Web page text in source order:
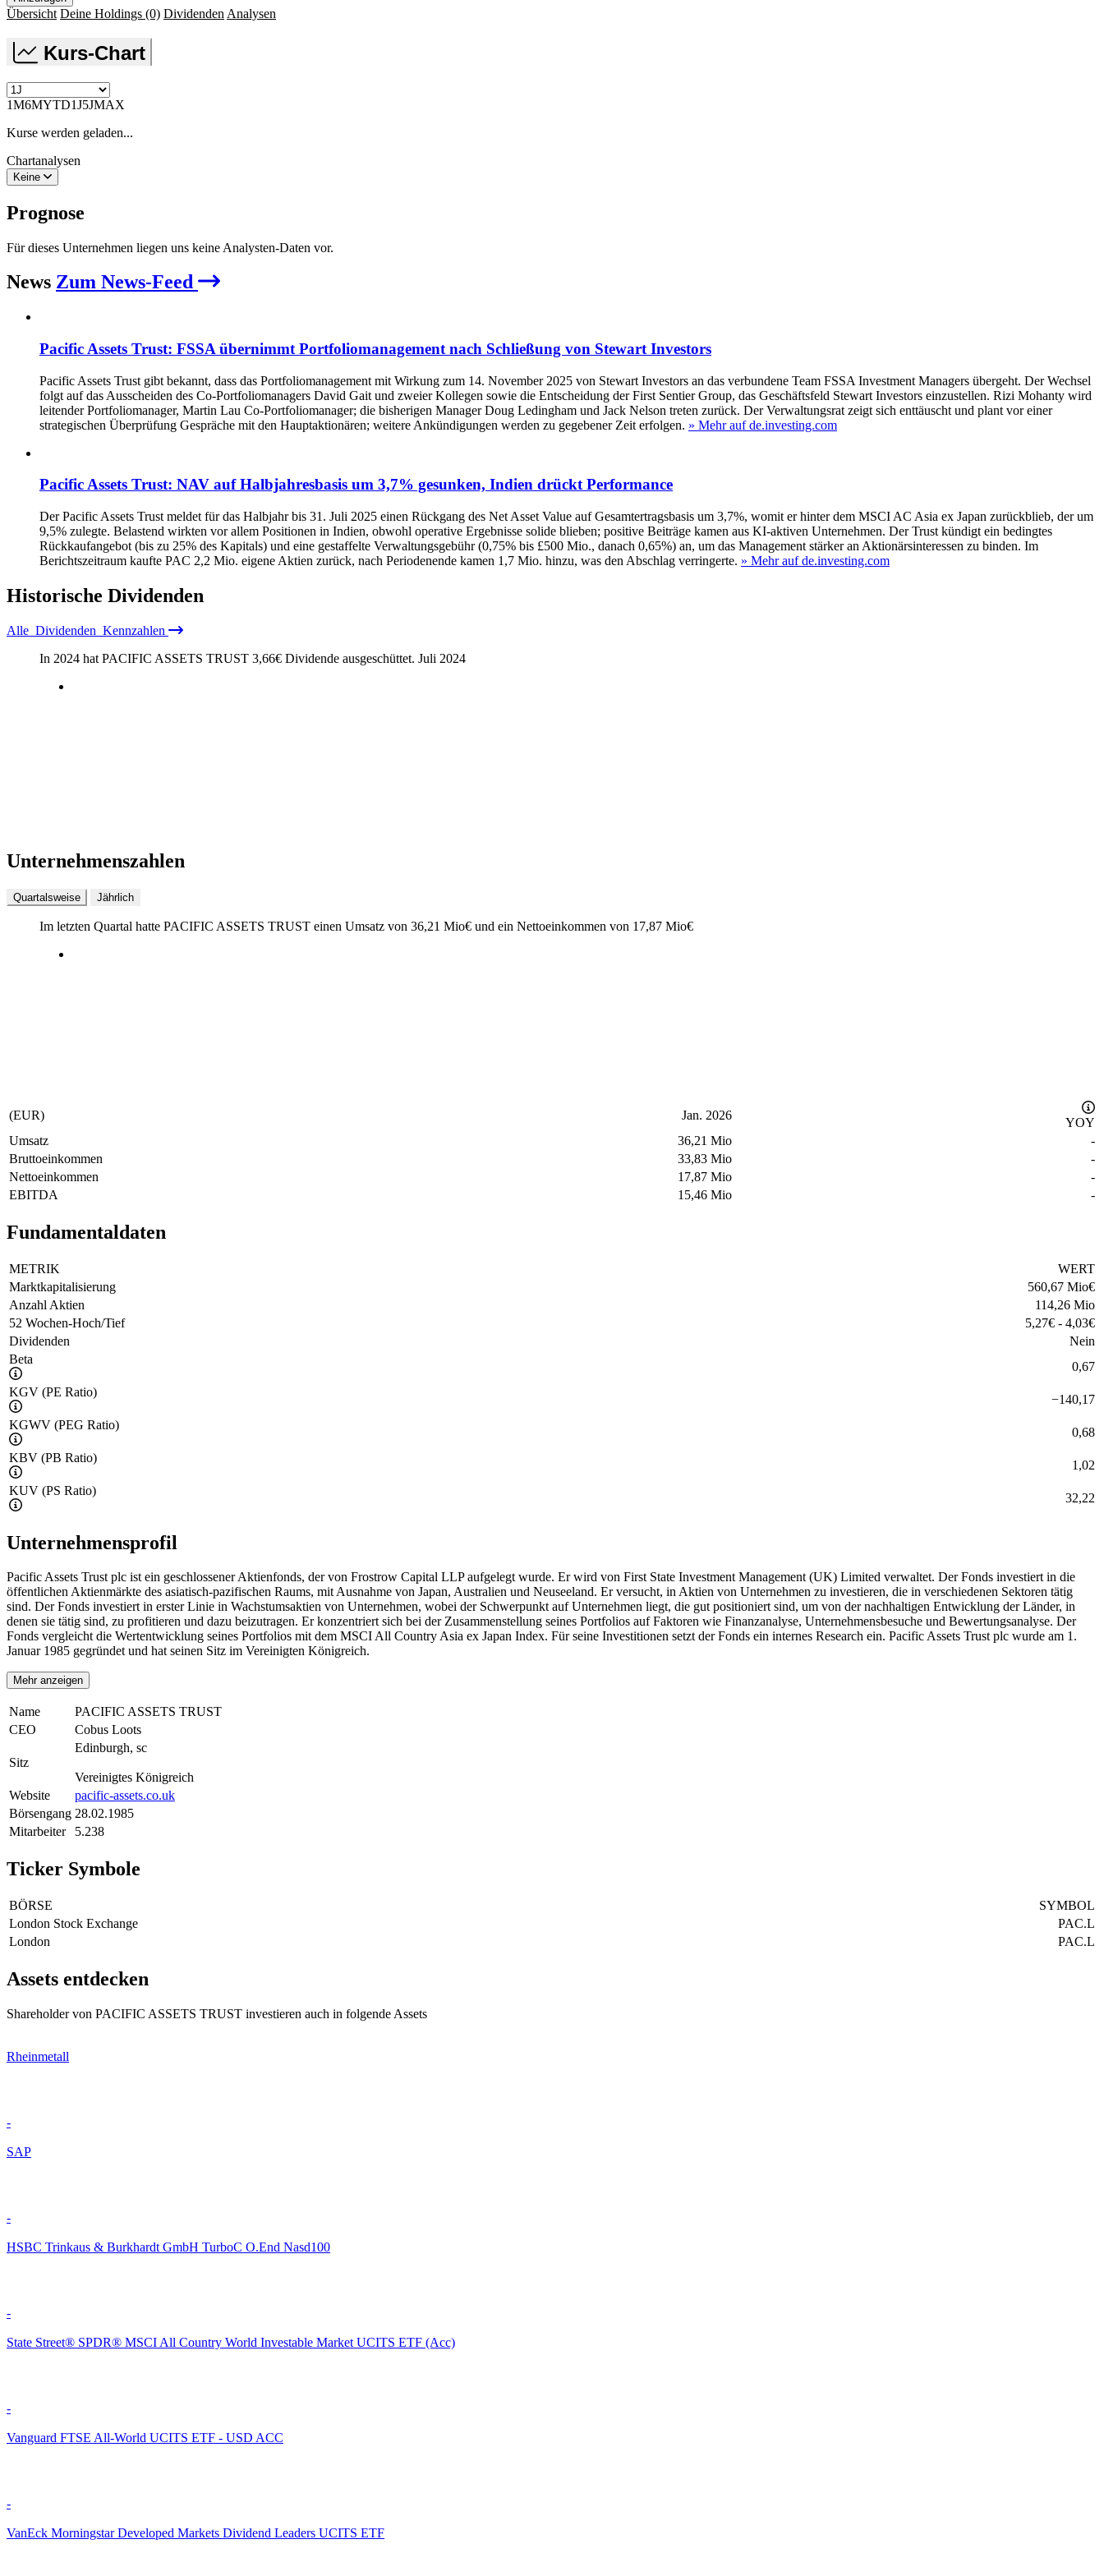
Übersicht Deine Holdings (0) Dividenden Analysen
Kurs-Chart
1M6MYTD1J5JMAX
Kurse werden geladen...
Chartanalysen
Keine
Prognose
Für dieses Unternehmen liegen uns keine Analysten-Daten vor.
News Zum News-Feed
Pacific Assets Trust: FSSA übernimmt Portfoliomanagement nach Schließung von Stewart Investors
Pacific Assets Trust gibt bekannt, dass das Portfoliomanagement mit Wirkung zum 14. November 2025 von Stewart Investors an das verbundene Team FSSA Investment Managers übergeht. Der Wechsel
folgt auf das Ausscheiden des Co-Portfoliomanagers David Gait und zweier Kollegen sowie die Entscheidung der First Sentier Group, das Geschäftsfeld Stewart Investors einzustellen. Rizi Mohanty wird
leitender Portfoliomanager, Martin Lau Co-Portfoliomanager; die bisherigen Manager Doug Ledingham und Jack Nelson treten zurück. Der Verwaltungsrat zeigt sich enttäuscht und plant vor einer
strategischen Überprüfung Gespräche mit den Hauptaktionären; weitere Ankündigungen werden zu gegebener Zeit erfolgen. » Mehr auf de.investing.com
Pacific Assets Trust: NAV auf Halbjahresbasis um 3,7% gesunken, Indien drückt Performance
Der Pacific Assets Trust meldet für das Halbjahr bis 31. Juli 2025 einen Rückgang des Net Asset Value auf Gesamtertragsbasis um 3,7%, womit er hinter dem MSCI AC Asia ex Japan zurückblieb, der um
9,5% zulegte. Belastend wirkten vor allem Positionen in Indien, obwohl operative Ergebnisse solide blieben; positive Beiträge kamen aus KI-aktiven Unternehmen. Der Trust kündigt ein bedingtes
Rückkaufangebot (bis zu 25% des Kapitals) und eine gestaffelte Verwaltungsgebühr (0,75% bis £500 Mio., danach 0,65%) an, um das Management stärker an Aktionärsinteressen zu binden. Im
Berichtszeitraum kaufte PAC 2,2 Mio. eigene Aktien zurück, nach Periodenende kamen 1,7 Mio. hinzu, was den Abschlag verringerte. » Mehr auf de.investing.com
Historische Dividenden
Alle Dividenden Kennzahlen
In 2024 hat PACIFIC ASSETS TRUST 3,66€ Dividende ausgeschüttet. Juli 2024
Unternehmenszahlen
Quartalsweise Jährlich
Im letzten Quartal hatte PACIFIC ASSETS TRUST einen Umsatz von 36,21 Mio€ und ein Nettoeinkommen von 17,87 Mio€
(EUR) Jan. 2026
YOY
Umsatz
36,21 Mio
-
Bruttoeinkommen
33,83 Mio
-
Nettoeinkommen
17,87 Mio
-
EBITDA
15,46 Mio -
Fundamentaldaten
METRIK
WERT
Marktkapitalisierung
560,67 Mio€
Anzahl Aktien
114,26 Mio
52 Wochen-Hoch/Tief
5,27€ - 4,03€
Dividenden
Nein
Beta
0,67
KGV (PE Ratio)
−140,17
KGWV (PEG Ratio)
0,68
KBV (PB Ratio)
1,02
KUV (PS Ratio)
32,22
Unternehmensprofil
Pacific Assets Trust plc ist ein geschlossener Aktienfonds, der von Frostrow Capital LLP aufgelegt wurde. Er wird von First State Investment Management (UK) Limited verwaltet. Der Fonds investiert in die
öffentlichen Aktienmärkte des asiatisch-pazifischen Raums, mit Ausnahme von Japan, Australien und Neuseeland. Er versucht, in Aktien von Unternehmen zu investieren, die in verschiedenen Sektoren tätig
sind. Der Fonds investiert in erster Linie in Wachstumsaktien von Unternehmen, wobei der Schwerpunkt auf Unternehmen liegt, die gut positioniert sind, um von der nachhaltigen Entwicklung der Länder, in
denen sie tätig sind, zu profitieren und dazu beizutragen. Er konzentriert sich bei der Zusammenstellung seines Portfolios auf Faktoren wie Finanzanalyse, Unternehmensbesuche und Bewertungsanalyse. Der
Fonds vergleicht die Wertentwicklung seines Portfolios mit dem MSCI All Country Asia ex Japan Index. Für seine Investitionen setzt der Fonds ein internes Research ein. Pacific Assets Trust plc wurde am 1.
Januar 1985 gegründet und hat seinen Sitz im Vereinigten Königreich.
Mehr anzeigen
Name
PACIFIC ASSETS TRUST
CEO
Cobus Loots
Sitz
Edinburgh, sc
Vereinigtes Königreich
Website
pacific-assets.co.uk
Börsengang 28.02.1985
Mitarbeiter
5.238
Ticker Symbole
BÖRSE
SYMBOL
London Stock Exchange
PAC.L
London
PAC.L
Assets entdecken
Shareholder von PACIFIC ASSETS TRUST investieren auch in folgende Assets
Rheinmetall
-
SAP
-
HSBC Trinkaus & Burkhardt GmbH TurboC O.End Nasd100
-
State Street® SPDR® MSCI All Country World Investable Market UCITS ETF (Acc)
-
Vanguard FTSE All-World UCITS ETF - USD ACC
-
VanEck Morningstar Developed Markets Dividend Leaders UCITS ETF